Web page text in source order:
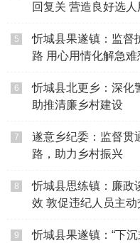
回复关 营造良好选
5
忻城县果遂镇：监督
路 用心用情化解急难
6
忻城县北更乡：深化
助推清廉乡村建设
7
遂意乡纪委：监督贯
路，助力乡村振兴
8
忻城县思练镇：廉政
效 敦促违纪人员主动
9
忻城县果遂镇：“下沉